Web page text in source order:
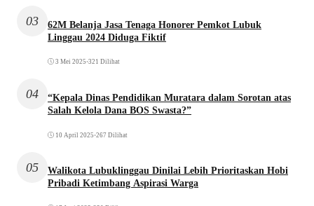
03
62M Belanja Jasa Tenaga Honorer Pemkot Lubuk
Linggau 2024 Diduga Fiktif
3 Mei 2025 •321 Dilihat
04
“Kepala Dinas Pendidikan Muratara dalam Sorotan atas
Salah Kelola Dana BOS Swasta?”
10 April 2025 •267 Dilihat
05
Walikota Lubuklinggau Dinilai Lebih Prioritaskan Hobi
Pribadi Ketimbang Aspirasi Warga